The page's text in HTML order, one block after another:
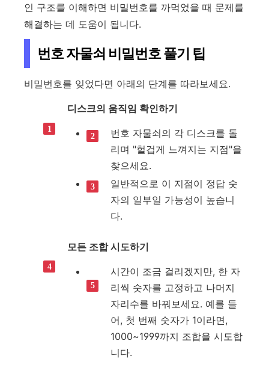
인 구조를 이해하면 비밀번호를 까먹었을 때 문제를
해결하는 데 도움이 됩니다.
번호 자물쇠 비밀번호 풀기 팁
비밀번호를 잊었다면 아래의 단계를 따라보세요.
디스크의 움직임 확인하기
번호 자물쇠의 각 디스크를 돌
리며 "헐겁게 느껴지는 지점"을
찾으세요.
일반적으로 이 지점이 정답 숫
자의 일부일 가능성이 높습니
다.
모든 조합 시도하기
시간이 조금 걸리겠지만, 한 자
리씩 숫자를 고정하고 나머지
자리수를 바꿔보세요. 예를 들
어, 첫 번째 숫자가 1이라면,
1000~1999까지 조합을 시도합
니다.